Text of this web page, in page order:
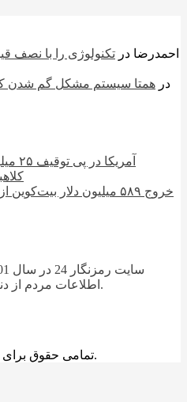
احمدرضا در تکنولوژی را با نصف
در همتا سیستم مشکل گم شدن
خروج ۵۸۹ میلیون دلار
اطلاعات مردم از دنیای رمز ارز ها راه اندازی گردید.
© تمامی حقوق برایمحفوظ می باشد.